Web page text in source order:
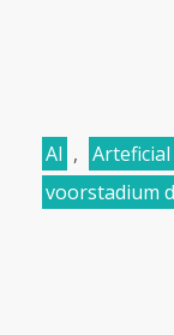
AI ,
voorstadium